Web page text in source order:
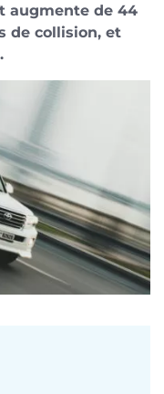
augmente de 44
de collision, et